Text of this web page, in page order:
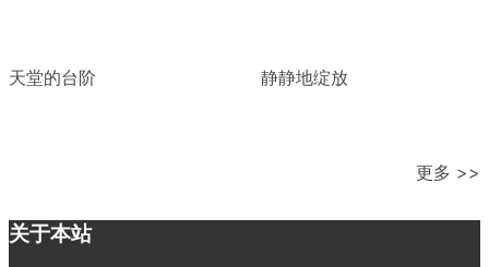
天堂的台阶 静静地绽放
更多 >>
关于本站